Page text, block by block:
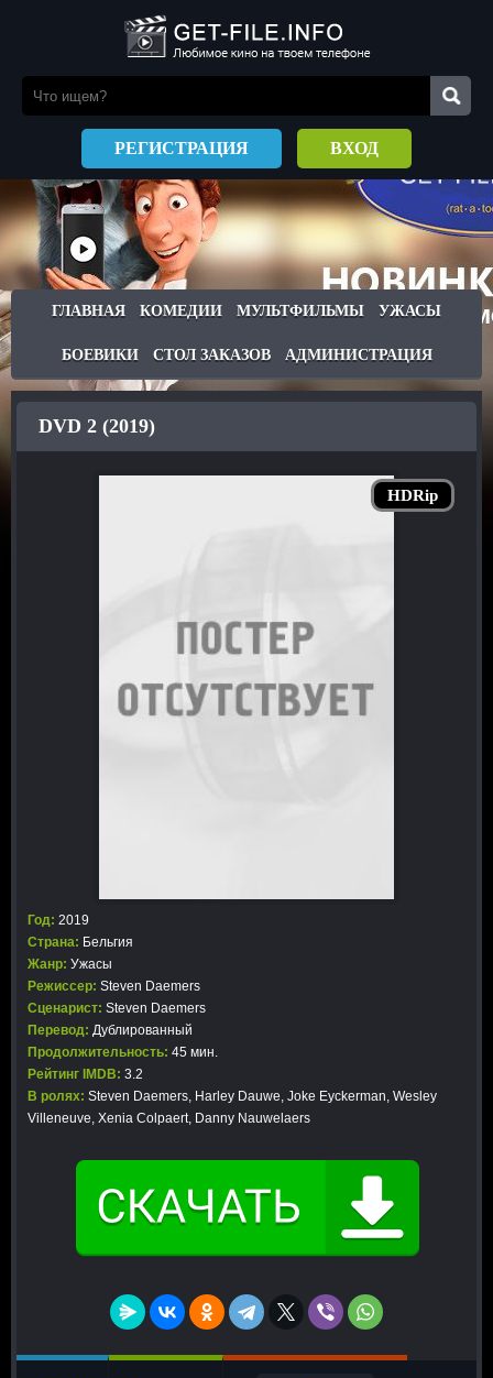
РЕГИСТРАЦИЯ ВХОД
ГЛАВНАЯ КОМЕДИИ МУЛЬТФИЛЬМЫ УЖАСЫ
БОЕВИКИ СТОЛ ЗАКАЗОВ АДМИНИСТРАЦИЯ
HDRip
DVD 2 (2019)
Год: 2019
Страна: Бельгия
Жанр: Ужасы
Режиссер: Steven Daemers
Сценарист: Steven Daemers
Перевод: Дублированный
Продолжительность: 45 мин.
Рейтинг IMDB: 3.2
В ролях: Steven Daemers, Harley Dauwe, Joke Eyckerman, Wesley
Villeneuve, Xenia Colpaert, Danny Nauwelaers